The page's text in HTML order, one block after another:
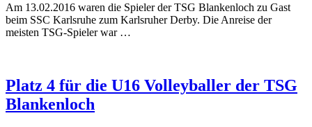
Am 13.02.2016 waren die Spieler der TSG Blankenloch zu Gast
beim SSC Karlsruhe zum Karlsruher Derby. Die Anreise der
meisten TSG-Spieler war …
Platz 4 für die U16 Volleyballer der TSG
Blankenloch